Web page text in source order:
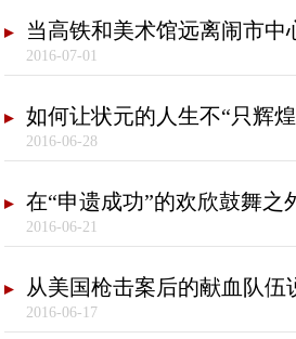
当高铁和美术馆远离闹市中
2016-07-01
如何让状元的人生不“只辉
2016-06-28
在“申遗成功”的欢欣鼓舞之
2016-06-21
从美国枪击案后的献血队
2016-06-17